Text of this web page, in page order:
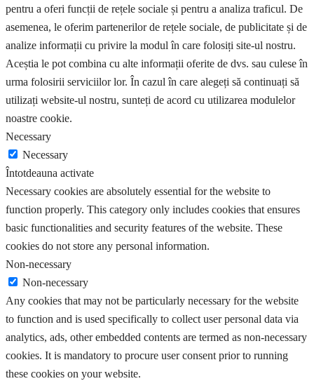
pentru a oferi funcții de rețele sociale și pentru a analiza traficul. De
asemenea, le oferim partenerilor de rețele sociale, de publicitate și de
analize informații cu privire la modul în care folosiți site-ul nostru.
Aceștia le pot combina cu alte informații oferite de dvs. sau culese în
urma folosirii serviciilor lor. În cazul în care alegeți să continuați să
utilizați website-ul nostru, sunteți de acord cu utilizarea modulelor
noastre cookie.
Necessary
Necessary
Întotdeauna activate
Necessary cookies are absolutely essential for the website to
function properly. This category only includes cookies that ensures
basic functionalities and security features of the website. These
cookies do not store any personal information.
Non-necessary
Non-necessary
Any cookies that may not be particularly necessary for the website
to function and is used specifically to collect user personal data via
analytics, ads, other embedded contents are termed as non-necessary
cookies. It is mandatory to procure user consent prior to running
these cookies on your website.